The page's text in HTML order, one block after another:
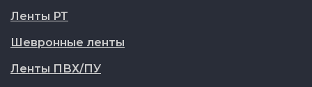
Ленты РТ
Шевронные ленты
Ленты ПВХ/ПУ